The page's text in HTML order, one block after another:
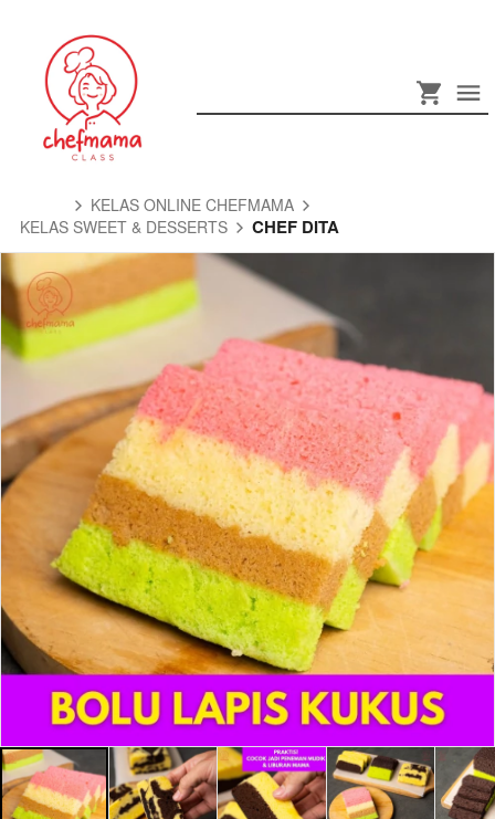
KELAS ONLINE CHEFMAMA
KELAS SWEET & DESSERTS
CHEF DITA